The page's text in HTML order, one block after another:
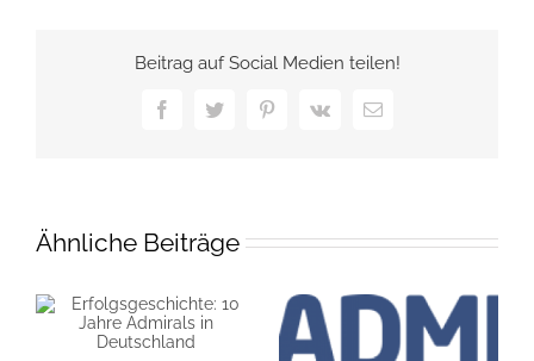
Beitrag auf Social Medien teilen!
FacebookTwitterPinterest
Vk
E-
Ähnliche Beiträge